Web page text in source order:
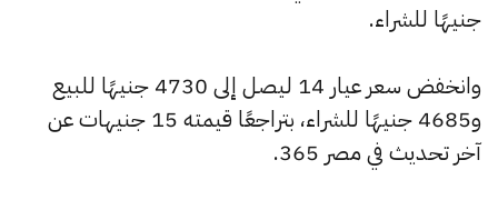
جنيهًا للشراء.
وانخفض سعر عيار 14 ليصل إلى 4730 جنيهًا للبيع
و4685 جنيهًا للشراء، بتراجعًا قيمته 15 جنيهات عن
آخر تحديث في مصر 365.